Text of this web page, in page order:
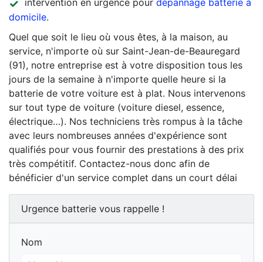
intervention en urgence pour dépannage batterie à
domicile.
Quel que soit le lieu où vous êtes, à la maison, au
service, n'importe où sur Saint-Jean-de-Beauregard
(91), notre entreprise est à votre disposition tous les
jours de la semaine à n'importe quelle heure si la
batterie de votre voiture est à plat. Nous intervenons
sur tout type de voiture (voiture diesel, essence,
électrique…). Nos techniciens très rompus à la tâche
avec leurs nombreuses années d'expérience sont
qualifiés pour vous fournir des prestations à des prix
très compétitif. Contactez-nous donc afin de
bénéficier d'un service complet dans un court délai
Urgence batterie vous rappelle !
Nom
Nom